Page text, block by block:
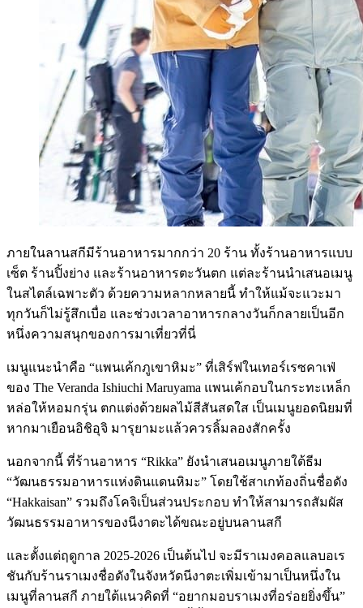
ภายในลานสกีมีร้านอาหารมากกว่า 20 ร้าน ทั้งร้านอาหารแบบ
เซ็ต ร้านปิ้งย่าง และร้านอาหารตะวันตก แต่ละร้านนำเสนอเมนู
ในสไตล์เฉพาะตัว ด้วยความหลากหลายนี้ ทำให้แม้จะแวะมา
ทุกวันก็ไม่รู้สึกเบื่อ และช่วงเวลาอาหารกลางวันก็กลายเป็นอีก
หนึ่งความสนุกของการมาเที่ยวที่นี่
เมนูแนะนำคือ “แพนเค้กภูเขาหิมะ” ที่เสิร์ฟในเทอร์เรซคาเฟ่
ของ The Veranda Ishiuchi Maruyama แพนเค้กอบในกระทะเหล็ก
หล่อให้หอมกรุ่น ตกแต่งด้วยผลไม้สีสันสดใส เป็นเมนูยอดนิยมที่
หากมาเยือนอิชิอุจิ มารุยามะแล้วควรลิ้มลองสักครั้ง
นอกจากนี้ ที่ร้านอาหาร “Rikka” ยังนำเสนอเมนูภายใต้ธีม
“วัฒนธรรมอาหารแห่งดินแดนหิมะ” โดยใช้สาเกท้องถิ่นชื่อดัง
“Hakkaisan” รวมถึงโคจิเป็นส่วนประกอบ ทำให้สามารถสัมผัส
วัฒนธรรมอาหารของนีงาตะได้ขณะอยู่บนลานสกี
และตั้งแต่ฤดูกาล 2025-2026 เป็นต้นไป จะมีราเมงคอลแลบอเร
ชันกับร้านราเมงชื่อดังในจังหวัดนีงาตะเพิ่มเข้ามาเป็นหนึ่งใน
เมนูที่ลานสกี ภายใต้แนวคิดที่ “อยากมอบราเมงที่อร่อยยิ่งขึ้น”